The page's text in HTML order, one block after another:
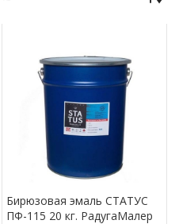
Бирюзовая эмаль СТАТУС
ПФ-115 20 кг. РадугаМалер